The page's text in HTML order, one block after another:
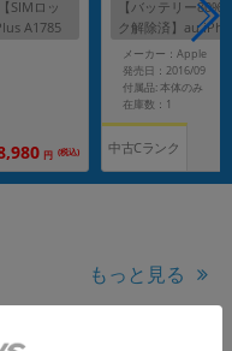
SIMロッ
A1785
円 (税込)
【バッテリー80%
ク解除済】au
(MPR22J/A)
メーカー：Apple
発売日：2016/09
付属品: 本体のみ
在庫数：1
中古Cランク
もっと見る